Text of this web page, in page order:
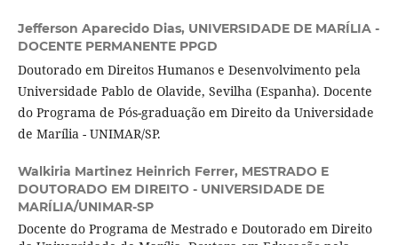
Jefferson Aparecido Dias, UNIVERSIDADE DE MARÍLIA -
DOCENTE PERMANENTE PPGD
Doutorado em Direitos Humanos e Desenvolvimento pela
Universidade Pablo de Olavide, Sevilha (Espanha). Docente
do Programa de Pós-graduação em Direito da Universidade
de Marília - UNIMAR/SP.
Walkiria Martinez Heinrich Ferrer, MESTRADO E
DOUTORADO EM DIREITO - UNIVERSIDADE DE
MARÍLIA/UNIMAR-SP
Docente do Programa de Mestrado e Doutorado em Direito